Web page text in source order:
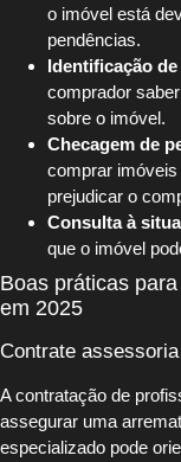
o imóvel está
pendências.
Identificação
comprador
sobre o imóvel.
Checagem de
comprar
prejudicar o
Consulta à
que o imóvel
Boas práticas
em 2025
Contrate
A contratação de
assegurar uma
especializado pode